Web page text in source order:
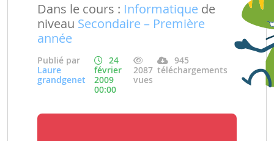
Dans le cours : Informatique de
niveau Secondaire – Première
année
Publié par
Laure
grandgenet
24
février
2009
00:00
2087
vues
945
téléchargements